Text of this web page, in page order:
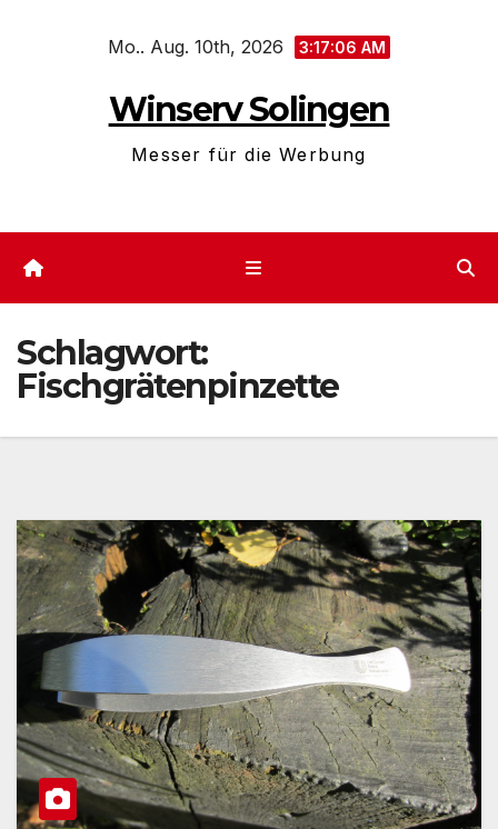
Mo.. Aug. 10th, 2026 3:17:06 AM
Winserv Solingen
Messer für die Werbung
Schlagwort:
Fischgrätenpinzette